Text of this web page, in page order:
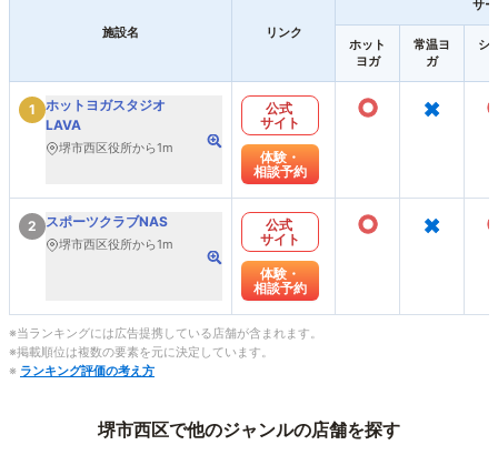
施設名 リンク
サ
ホット
ヨガ
常温ヨ
ガ
シ
1
ホットヨガスタジオ
LAVA
堺市西区役所から1m
公式
サイト
体験・
相談予約
○ ×
2 スポーツクラブNAS
堺市西区役所から1m
公式
サイト
体験・
相談予約
○ ×
※当ランキングには広告提携している店舗が含まれます。
※掲載順位は複数の要素を元に決定しています。
※ ランキング評価の考え方
堺市西区で他のジャンルの店舗を探す